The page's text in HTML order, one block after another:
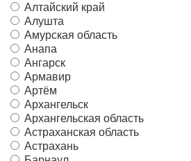
Алтайский край
Алушта
Амурская область
Анапа
Ангарск
Армавир
Артём
Архангельск
Архангельская область
Астраханская область
Астрахань